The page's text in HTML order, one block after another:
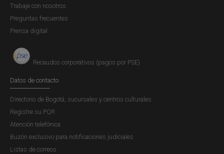
Trabaje con nosotros
Preguntas frecuentes
Prensa digital
Recaudos corporativos (pagos por PSE)
Datos de contacto
Directorio de Bogotá, sucursales y centros culturales
Registre su PQR
Atención telefónica
Buzón exclusivo para notificaciones judiciales
Listas de correos